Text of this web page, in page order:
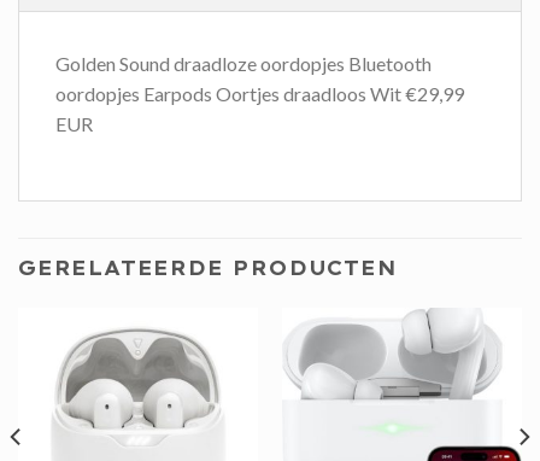
Golden Sound draadloze oordopjes Bluetooth
oordopjes Earpods Oortjes draadloos Wit €29,99
EUR
GERELATEERDE PRODUCTEN